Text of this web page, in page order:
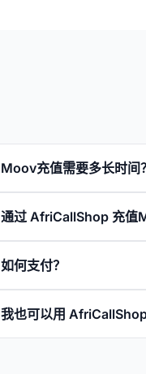
Moov充值需要多长时间？
通过 AfriCallShop 充值
如何支付？
我也可以用